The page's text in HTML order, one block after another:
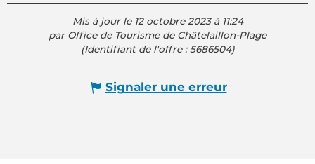
Mis à jour le 12 octobre 2023 à 11:24
par Office de Tourisme de Châtelaillon-Plage
(Identifiant de l'offre :5686504)
Signaler une erreur